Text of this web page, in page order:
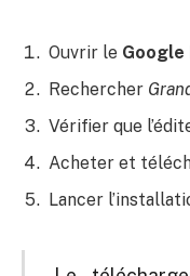
Ouvrir le Google
Rechercher
Vérifier que
Acheter et
Lancer